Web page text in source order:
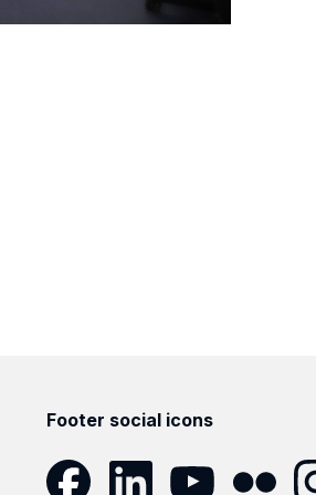
Footer social icons